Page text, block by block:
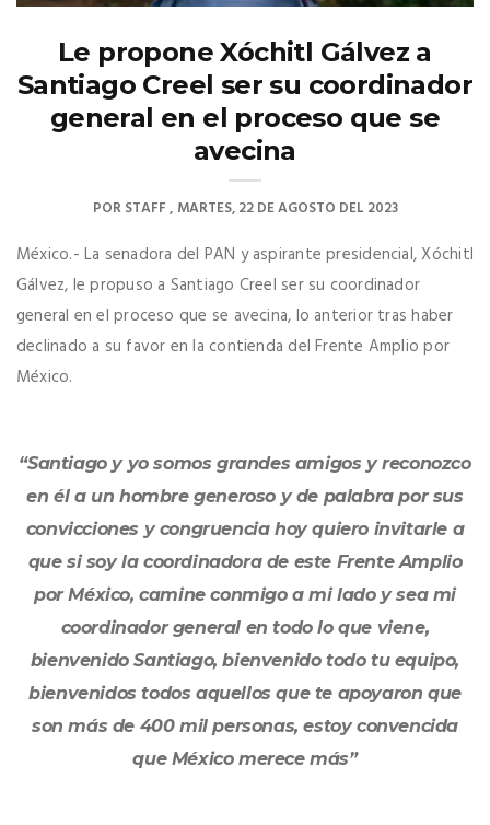
Le propone Xóchitl Gálvez a
Santiago Creel ser su coordinador
general en el proceso que se
avecina
PORSTAFF MARTES, 22 DE AGOSTO DEL 2023
México.- La senadora del PAN y aspirante presidencial, Xóchitl
Gálvez, le propuso a Santiago Creel ser su coordinador
general en el proceso que se avecina, lo anterior tras haber
declinado a su favor en la contienda del Frente Amplio por
México.
“Santiago y yo somos grandes amigos y reconozco
en él a un hombre generoso y de palabra por sus
convicciones y congruencia hoy quiero invitarle a
que si soy la coordinadora de este Frente Amplio
por México, camine conmigo a mi lado y sea mi
coordinador general en todo lo que viene,
bienvenido Santiago, bienvenido todo tu equipo,
bienvenidos todos aquellos que te apoyaron que
son más de 400 mil personas, estoy convencida
que México merece más”